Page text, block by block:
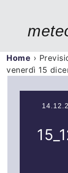
Home ›
venerdì 15